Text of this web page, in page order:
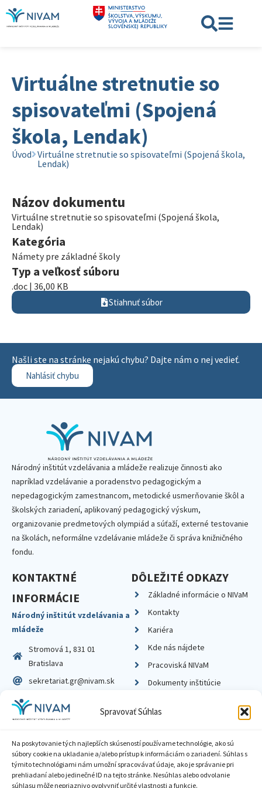
Spravovať Súhlas
Na poskytovanie tých najlepších skúseností používame technológie, ako sú
súbory cookie na ukladanie a/alebo prístup k informáciám o zariadení. Súhlas s
týmito technológiami nám umožní spracovávať údaje, ako je správanie pri
prehliadaní alebo jedinečné ID na tejto stránke. Nesúhlas alebo odvolanie
súhlasu môže nepriaznivo ovplyvniť určité vlastnosti a funkcie.
Virtuálne stretnutie so
spisovateľmi (Spojená
škola, Lendak)
Úvod Virtuálne stretnutie so spisovateľmi (Spojená škola,
Lendak)
Názov dokumentu
Virtuálne stretnutie so spisovateľmi (Spojená škola,
Lendak)
Kategória
Námety pre základné školy
Typ a veľkosť súboru
.doc | 36,00 KB
Stiahnuť súbor
Našli ste na stránke nejakú chybu? Dajte nám o nej vedieť.
Nahlásiť chybu
Národný inštitút vzdelávania a mládeže realizuje činnosti ako
napríklad vzdelávanie a poradenstvo pedagogickým a
nepedagogickým zamestnancom, metodické usmerňovanie škôl a
školských zariadení, aplikovaný pedagogický výskum,
organizovanie predmetových olympiád a súťaží, externé testovanie
na školách, neformálne vzdelávanie mládeže či správa knižničného
fondu.
KONTAKTNÉ
INFORMÁCIE
Národný inštitút vzdelávania a
mládeže
Stromová 1, 831 01
Bratislava
sekretariat.gr@nivam.sk
IČO: 00164348
DIČ: 2020798714
DÔLEŽITÉ ODKAZY
Základné informácie o NIVaM
Kontakty
Kariéra
Kde nás nájdete
Pracoviská NIVaM
Dokumenty inštitúcie
Zásady ochrany súkromia